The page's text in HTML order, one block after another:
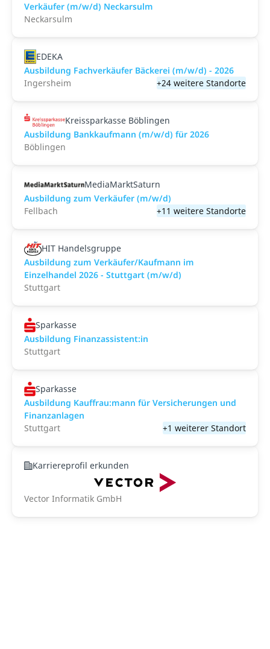
Verkäufer (m/w/d) Neckarsulm
Neckarsulm
EDEKA
Ausbildung Fachverkäufer Bäckerei (m/w/d) - 2026
Ingersheim
+24 weitere Standorte
Kreissparkasse Böblingen
Ausbildung Bankkaufmann (m/w/d) für 2026
Böblingen
MediaMarktSaturn
Ausbildung zum Verkäufer (m/w/d)
Fellbach
+11 weitere Standorte
HIT Handelsgruppe
Ausbildung zum Verkäufer/Kaufmann im
Einzelhandel 2026 - Stuttgart (m/w/d)
Stuttgart
Sparkasse
Ausbildung Finanzassistent:in
Stuttgart
Sparkasse
Ausbildung Kauffrau:mann für Versicherungen und
Finanzanlagen
Stuttgart
+1 weiterer Standort
Karriereprofil erkunden
Vector Informatik GmbH